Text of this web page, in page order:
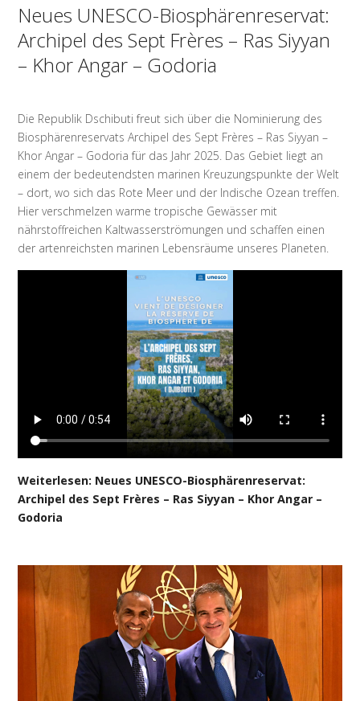
Neues UNESCO-Biosphärenreservat:
Archipel des Sept Frères – Ras Siyyan
– Khor Angar – Godoria
Die Republik Dschibuti freut sich über die Nominierung des
Biosphärenreservats Archipel des Sept Frères – Ras Siyyan –
Khor Angar – Godoria für das Jahr 2025. Das Gebiet liegt an
einem der bedeutendsten marinen Kreuzungspunkte der Welt
– dort, wo sich das Rote Meer und der Indische Ozean treffen.
Hier verschmelzen warme tropische Gewässer mit
nährstoffreichen Kaltwasserströmungen und schaffen einen
der artenreichsten marinen Lebensräume unseres Planeten.
Weiterlesen: Neues UNESCO-Biosphärenreservat:
Archipel des Sept Frères – Ras Siyyan – Khor Angar –
Godoria